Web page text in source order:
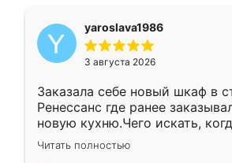
yaroslava1986
3 августа 2026
Заказала себе новый шкаф в
Ренессанс где ранее
новую кухню.Чего искать,
вполне довольна. Служит
два года, нареканий нет.
Читать полностью